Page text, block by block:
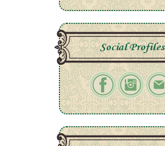
Social Profiles